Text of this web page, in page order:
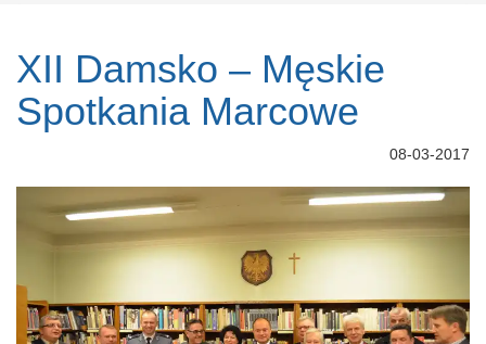
XII Damsko – Męskie
Spotkania Marcowe
08-03-2017